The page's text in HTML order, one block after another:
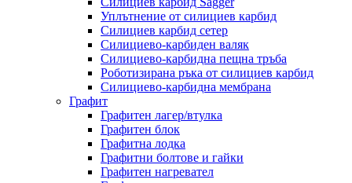
Уплътнение от силициев карбид
Силициев карбид сетер
Силициево-карбиден валяк
Силициево-карбидна пещна тръба
Роботизирана ръка от силициев карбид
Силициево-карбидна мембрана
Графит
Графитен лагер/втулка
Графитен блок
Графитна лодка
Графитни болтове и гайки
Графитен нагревател